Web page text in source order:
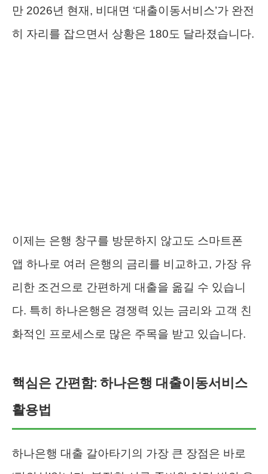
만 2026년 현재, 비대면 ‘대출이동서비스’가 완전
히 자리를 잡으면서 상황은 180도 달라졌습니다.
이제는 은행 창구를 방문하지 않고도 스마트폰
앱 하나로 여러 은행의 금리를 비교하고, 가장 유
리한 조건으로 간편하게 대출을 옮길 수 있습니
다. 특히 하나은행은 경쟁력 있는 금리와 고객 친
화적인 프로세스로 많은 주목을 받고 있습니다.
핵심은 간편함: 하나은행 대출이동서비스
활용법
하나은행 대출 갈아타기의 가장 큰 장점은 바로